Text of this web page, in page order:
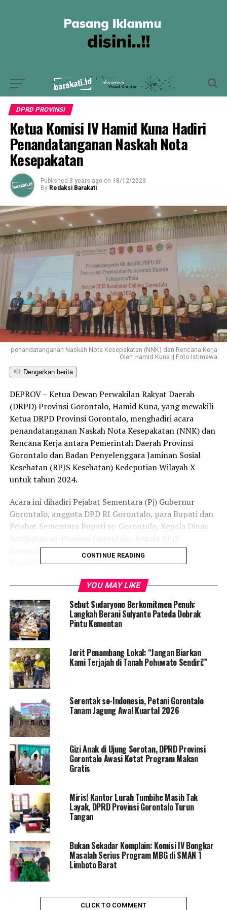
DPRD PROVINSI
Ketua Komisi IV Hamid Kuna Hadiri
Penandatanganan Naskah Nota
Kesepakatan
Published 3 years ago on 18/12/2023
By Redaksi Barakati
penandatanganan Naskah Nota Kesepakatan (NNK) dan Rencana Kerja
Oleh Hamid Kuna || Foto Istimewa
Dengarkan berita
DEPROV – Ketua Dewan Perwakilan Rakyat Daerah
(DRPD) Provinsi Gorontalo, Hamid Kuna, yang mewakili
Ketua DRPD Provinsi Gorontalo, menghadiri acara
penandatanganan Naskah Nota Kesepakatan (NNK) dan
Rencana Kerja antara Pemerintah Daerah Provinsi
Gorontalo dan Badan Penyelenggara Jaminan Sosial
Kesehatan (BPJS Kesehatan) Kedeputian Wilayah X
untuk tahun 2024.
Acara ini dihadiri Pejabat Sementara (Pj) Gubernur
Gorontalo, anggota DPD RI Gorontalo, para Bupati dan
Pejabat Sementara Bupati se-Gorontalo, Kepala Dinas
Gorontalo, Sekretaris Daerah (Sekda), serta Ketua
Komisi IV Hamid Kuna beserta undangan lainnya.
Dalam sambutannya, Pj Gubernur Gorontalo, Ismail
Pakaya, memberikan apresiasi kepada semua pihak yang
berkontribusi dalam pelayanan masyarakat, terutama di
bidang kesehatan.
“Saya mengapresiasi dengan bangga dan berterima
kasih kepada semua lapisan pemerintah yang telah
memajukan pelayanan masyarakat, khususnya di bidang
kesehatan. Dengan pencapaian ini, tentunya berdampak
Gorontalo,” ujar Ismail Pakaya.
Sementara itu, Hamid Kuna sebagai Ketua Komisi IV
yang mewakili pimpinan DPRD, menyatakan bahwa
kegiatan ini merupakan kelanjutan penandatanganan
nota kesepakatan dari BPJS. “Hari ini, penandatanganan
nota kesepakatan merupakan kelanjutan dari BPJS 2024,
yang telah berakhir di tahun 2023,” ungkap Hamid Kuna.
Hamid Kuna menambahkan bahwa kegiatan ini
diharapkan dapat meningkatkan pelayanan, khususnya
di bidang kesehatan. Ia juga mengimbau agar tidak ada
keluhan dari masyarakat terkait pelayanan tersebut.
“Kita berharap untuk pelayanan, meskipun hari ini
sebagai tahun terakhir dan akan dilanjutkan di tahun
sampai ada keluhan dari masyarakat terkait masalah
CONTINUE READING
YOU MAY LIKE
Sebut Sudaryono Berkomitmen Penuh:
Langkah Berani Sulyanto Pateda Dobrak
Pintu Kementan
Jerit Penambang Lokal: “Jangan Biarkan
Kami Terjajah di Tanah Pohuwato Sendiri!”
Serentak se-Indonesia, Petani Gorontalo
Tanam Jagung Awal Kuartal 2026
Gizi Anak di Ujung Sorotan, DPRD Provinsi
Gorontalo Awasi Ketat Program Makan
Gratis
Miris! Kantor Lurah Tumbihe Masih Tak
Layak, DPRD Provinsi Gorontalo Turun
Tangan
Bukan Sekadar Komplain: Komisi IV Bongkar
Masalah Serius Program MBG di SMAN 1
Limboto Barat
CLICK TO COMMENT